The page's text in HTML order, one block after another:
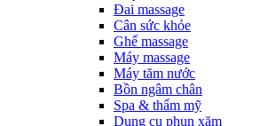
Đai massage
Cân sức khỏe
Ghế massage
Máy massage
Máy tăm nước
Bồn ngâm chân
Spa & thẩm mỹ
Dụng cụ phun xăm